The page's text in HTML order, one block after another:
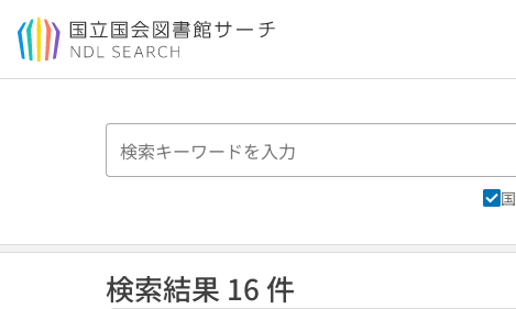
本文へ移動
検索結果 16 件